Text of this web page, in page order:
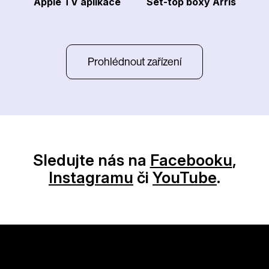
Prohlédnout zařízení
Sledujte nás na Facebooku,
Instagramu či YouTube.